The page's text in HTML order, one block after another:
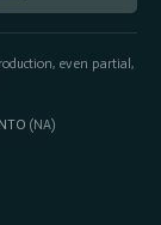
even partial,
(NA)